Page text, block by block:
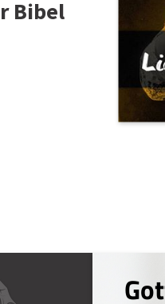
Bibel